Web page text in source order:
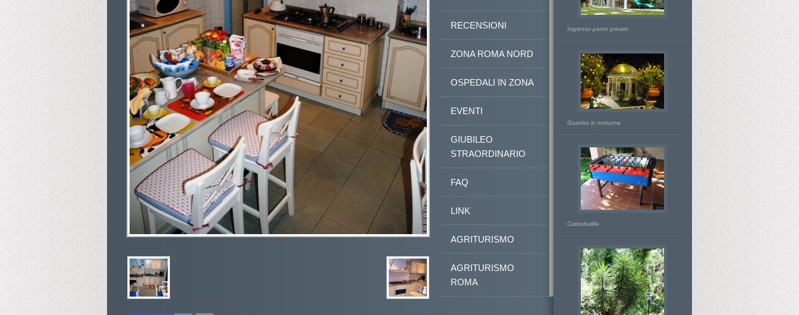
RECENSIONI
ZONA ROMA NORD
OSPEDALI IN ZONA
EVENTI
GIUBILEO
STRAORDINARIO
FAQ
LINK
AGRITURISMO
AGRITURISMO
ROMA
Ingresso parco privato
Gazebo in notturna
Calciobalilla